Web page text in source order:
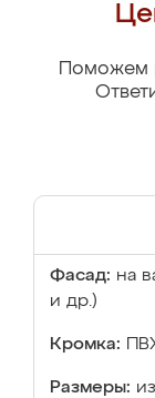
Поможем
Фасад: на
и др.)
Кромка:
Размеры: